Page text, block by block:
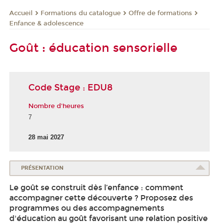
Accueil Formations du catalogue
Offre de formations
Enfance & adolescence
Goût : éducation sensorielle
Code Stage : EDU8
Nombre d'heures
7
28 mai 2027
PRÉSENTATION
Le goût se construit dès l’enfance : comment
accompagner cette découverte ? Proposez des
programmes ou des accompagnements
d'éducation au goût favorisant une relation positive